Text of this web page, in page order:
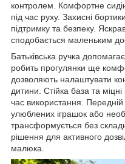
контролем. Комфортне
під час руху. Захисні
підтримку та безпеку.
сподобається маленьким
Батьківська ручка
робить прогулянки ще
дозволяють налаштувати
дитини. Стійка база та
час використання.
улюблених іграшок або
трансформується без
рішення для активного
малюка.